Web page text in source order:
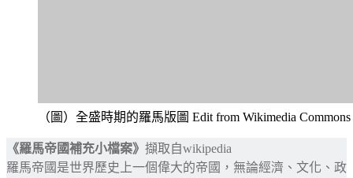
（圖）全盛時期的羅馬版圖 Edit from Wikimedia Commons
《羅馬帝國補充小檔案》 擷取自wikipedia
羅馬帝國是世界歷史上一個偉大的帝國，無論經濟、文化、政